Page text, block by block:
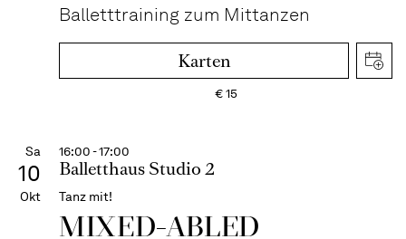
Balletttraining zum Mittanzen
Karten
€15
Sa
10
Okt
16:00 - 17:00
Balletthaus Studio 2
Tanz mit!
MIXED-ABLED